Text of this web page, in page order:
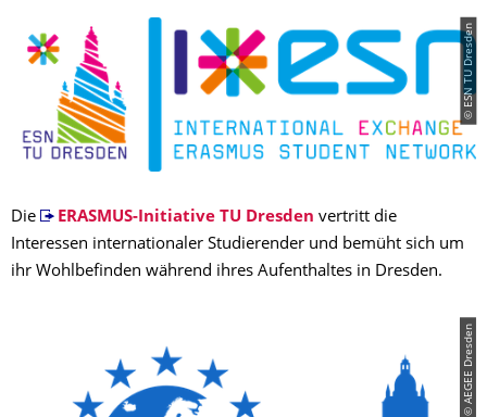
© ESN TU Dresden
Die ERASMUS-Initiative TU Dresden vertritt die
Interessen internationaler Studierender und bemüht sich um
ihr Wohlbefinden während ihres Aufenthaltes in Dresden.
© AEGEE Dresden